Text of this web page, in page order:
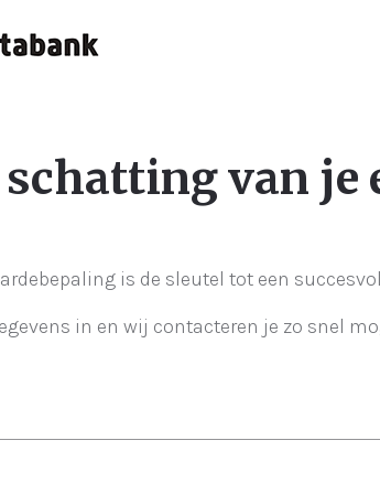
van je
is de sleutel tot een
in en wij contacteren je zo snel